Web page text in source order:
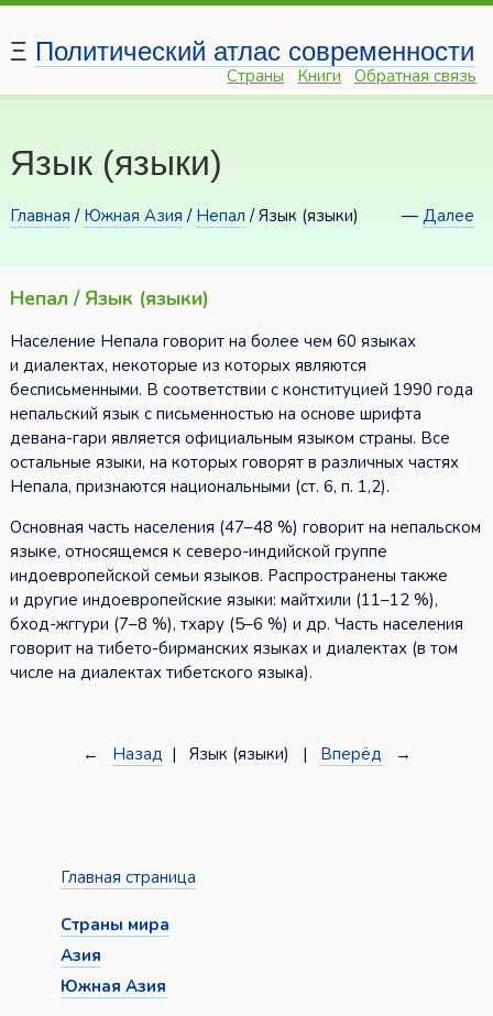
Ξ Политический атлас современности
Страны Книги Обратная связь
Язык (языки)
Главная / Южная Азия / Непал / Язык (языки) —Далее
Непал / Язык (языки)
Население Непала говорит на более чем 60 языках
и диалектах, некоторые из которых являются
бесписьменными. В соответствии с конституцией 1990 года
непальский язык с письменностью на основе шрифта
девана-гари является официальным языком страны. Все
остальные языки, на которых говорят в различных частях
Непала, признаются национальными (ст. 6, п. 1,2).
Основная часть населения (47–48 %) говорит на непальском
языке, относящемся к северо-индийской группе
индоевропейской семьи языков. Распространены также
и другие индоевропейские языки: майтхили (11–12 %),
бход-жггури (7–8 %), тхару (5–6 %) и др. Часть населения
говорит на тибето-бирманских языках и диалектах (в том
числе на диалектах тибетского языка).
← Назад | Язык (языки) | Вперёд →
Главная страница
Страны мира
Азия
Южная Азия